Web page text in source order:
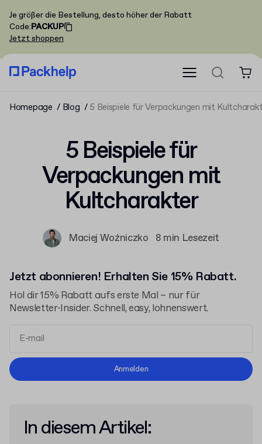
Je größer die Bestellung, desto höher der Rabatt
Code:PACKUP
Jetzt shoppen
Homepage Blog 5 Beispiele für Verpackungen mit
5 Beispiele für
Verpackungen mit
Kultcharakter
Maciej Woźniczko 8 min Lesezeit
Jetzt abonnieren! Erhalten Sie 15% Rabatt.
Hol dir 15% Rabatt aufs erste Mal – nur für
Newsletter-Insider. Schnell, easy, lohnenswert.
Allgemeinen Geschäftsbedingungen
Anmelden
In diesem Artikel: